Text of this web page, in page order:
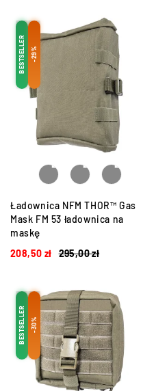
BESTSELLER -29%
Ładownica NFM THOR™ Gas
Mask FM 53 ładownica na
maskę
295,00zł
208,50 zł
BESTSELLER -30%